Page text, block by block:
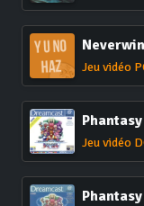
Jeu vidéo
Jeu vidéo